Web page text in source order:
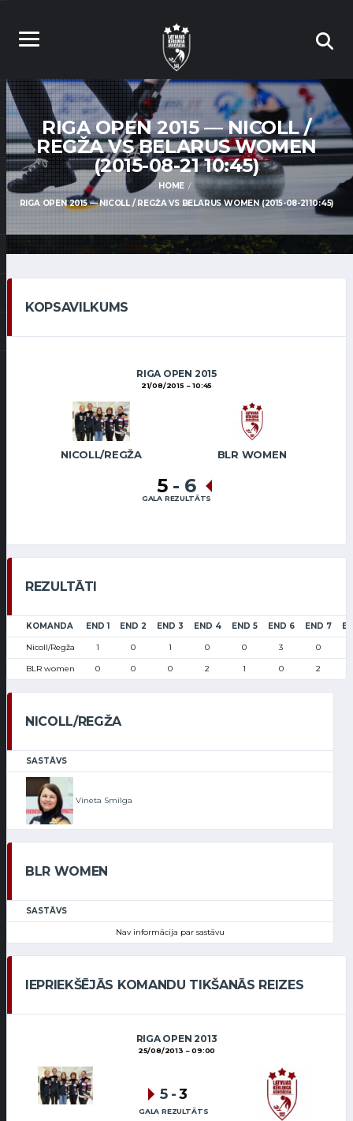
RIGA OPEN 2015 — NICOLL /
REGŽA VS BELARUS WOMEN
(2015-08-21 10:45)
HOME
RIGA OPEN 2015 — NICOLL / REGŽA VS BELARUS WOMEN (2015-08-21 10:45)
KOPSAVILKUMS
RIGA OPEN 2015
21/08/2015 10:45
NICOLL/REGŽA BLR WOMEN
5 - 6
GALA REZULTĀTS
REZULTĀTI
KOMANDA END 1 END 2 END 3 END 4 END 5 END 6 END 7
Nicoll/Regža 1 0 1 0 0 3 0
BLR women 0 0 0 2 1 0 2
NICOLL/REGŽA
SASTĀVS
Vineta Smilga
BLR WOMEN
SASTĀVS
Nav informācija par sastāvu
IEPRIEKŠĒJĀS KOMANDU TIKŠANĀS REIZES
RIGA OPEN 2013
25/08/2013 09:00
5 -3
GALA REZULTĀTS